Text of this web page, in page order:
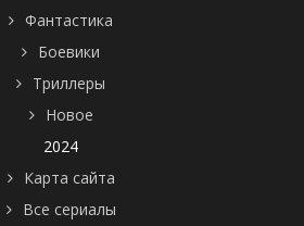
Фантастика
Боевики
Триллеры
Новое
2024
Карта сайта
Все сериалы